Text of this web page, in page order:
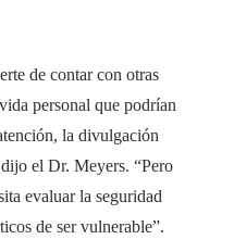
de contar con otras
personal que podrían
la divulgación
el Dr. Meyers. “Pero
evaluar la seguridad
de ser vulnerable”.